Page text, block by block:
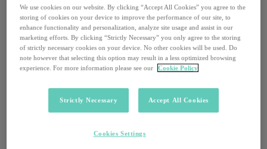
generale, puntare alla “trasformazione sostenibile” delle
imprese», sottolineaAlessandro Perego, direttore del
Dipartimento di Ingegneria Gestionale e Responsabile
scientifico dell’Osservatorio, «L’applicazione dei principi
della circolarità nel settore infatti richiede nuove soluzioni per
prevenire e gestire le eccedenze alimentari, innovazioni di
processi gestionali e logistici, fino alla riconfigurazione
dell’intera supply chain e della collaborazione tra imprese e
misura sempre più decisiva alla spinta innovativa,
We use cookies on our website. By clicking “Accept All Cookies” you agree to the
storing of cookies on your device to improve the performance of our site, to
enhance functionality and personalization, analyze site usage and assist in our
marketing efforts. By clicking “Strictly Necessary” you only agree to the storing
of strictly necessary cookies on your device. No other cookies will be used. Do
note however that selecting this option may result in a less optimized browsing
experience. For more information please see our
Cookie Policy
Strictly Necessary Accept All Cookies
Cookies Settings